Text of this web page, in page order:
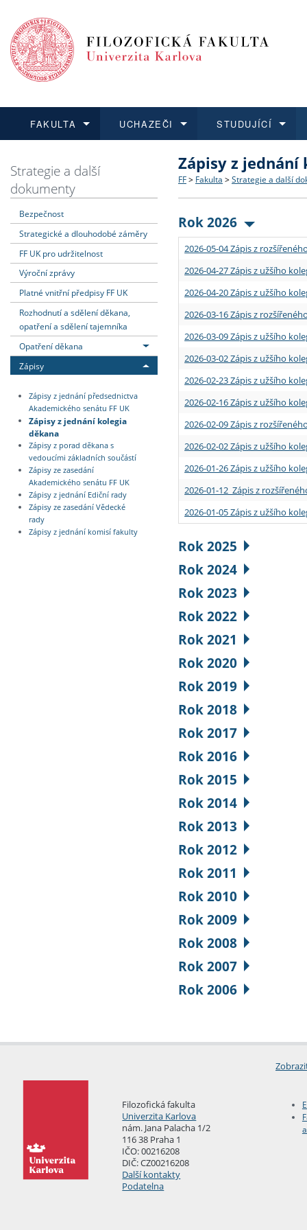
FAKULTA
Dozvědět se více
Struktura a historie
Strategie a další
Podpora a benefity pro
Absolventi fakulty
UCHAZEČI
Podat přihlášku
Co studovat a jak se
Učitelské studijní
Informace k průběhu
STUDUJÍCÍ
Dozvědět se více
Bakalářské a magisterské
Doktorské studium
Rigorózní řízení
Dozvědět se více
O vědě a výzkumu na FF
Akademické kvalifikace
Granty a projekty
Dozvědět se více
Aktuální nabídky a
Vyjíždějící studenti
Přijíždějící studenti
Vyjíždějící zaměstnanci
Strategie a další
dokumenty
Bezpečnost
Strategické a dlouhodobé záměry
FF UK pro udržitelnost
Výroční zprávy
Platné vnitřní předpisy FF UK
Rozhodnutí a sdělení děkana,
opatření a sdělení tajemníka
Opatření děkana
Zápisy
Zápisy z jednání předsednictva
Akademického senátu FF UK
Zápisy z jednání kolegia
děkana
Zápisy z porad děkana s
vedoucími základních součástí
Zápisy ze zasedání
Akademického senátu FF UK
Zápisy z jednání Ediční rady
Zápisy ze zasedání Vědecké
rady
Zápisy z jednání komisí fakulty
Zápisy z jednání
FF > Fakulta > Strategie a další
Rok 2026
2026-05-04 Zápis z
2026-04-27 Zápis z užšího
2026-04-20 Zápis z užšího
2026-03-16 Zápis z
2026-03-09 Zápis z užšího
2026-03-02 Zápis z užšího
2026-02-23 Zápis z užšího
2026-02-16 Zápis z užšího
2026-02-09 Zápis z
2026-02-02 Zápis z užšího
2026-01-26 Zápis z užšího
2026-01-12 Zápis z
2026-01-05 Zápis z užšího
Rok 2025
Rok 2024
Rok 2023
Rok 2022
Rok 2021
Rok 2020
Rok 2019
Rok 2018
Rok 2017
Rok 2016
Rok 2015
Rok 2014
Rok 2013
Rok 2012
Rok 2011
Rok 2010
Rok 2009
Rok 2008
Rok 2007
Rok 2006
Filozofická fakulta
Univerzita Karlova
nám. Jana Palacha 1/2
116 38 Praha 1
IČO: 00216208
DIČ: CZ00216208
Další kontakty
Podatelna